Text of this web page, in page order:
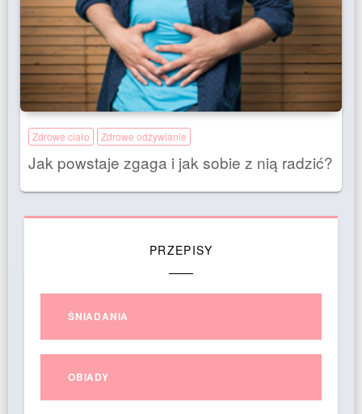
Zdrowe ciało Zdrowe odżywianie
Jak powstaje zgaga i jak sobie z nią radzić?
PRZEPISY
ŚNIADANIA
OBIADY